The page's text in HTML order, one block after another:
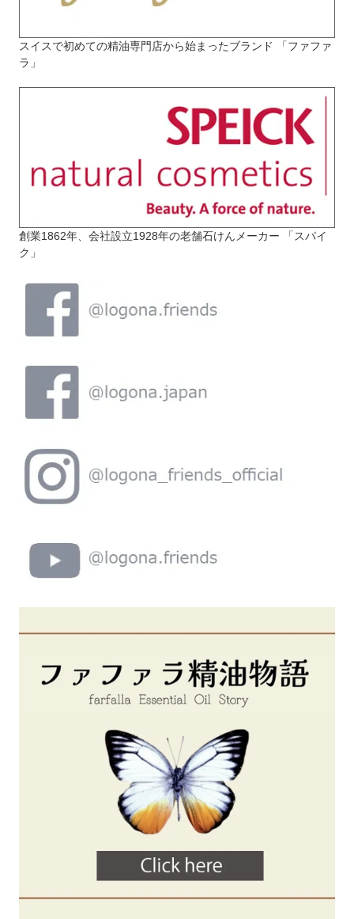
スイスで初めての精油専門店から始まったブランド 「ファファ
ラ」
創業1862年、会社設立1928年の老舗石けんメーカー 「スパイ
ク」